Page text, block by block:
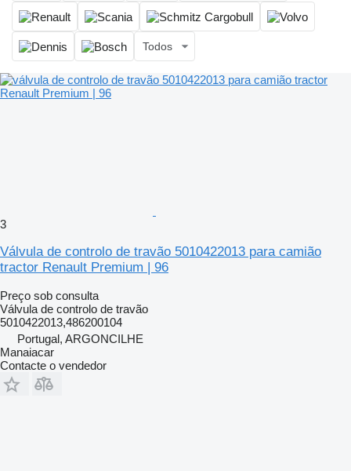
Todos
3
Válvula de controlo de travão 5010422013 para camião
tractor Renault Premium | 96
Preço sob consulta
Válvula de controlo de travão
5010422013,486200104
Portugal, ARGONCILHE
Manaiacar
Contacte o vendedor